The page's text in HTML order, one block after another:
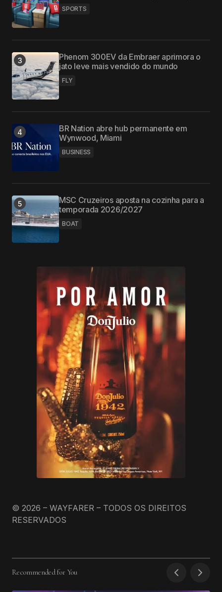
SPORTS
Phenom 300EV da Embraer aprimora o
jato leve mais vendido do mundo
FLY
BR Nation abre hub permanente em
Wynwood, Miami
BUSINESS
MSC Cruzeiros aposta na cozinha para a
temporada 2026/2027
BOAT
© 2026 – WAYFARER – TODOS OS DIREITOS
RESERVADOS
Recommended for You